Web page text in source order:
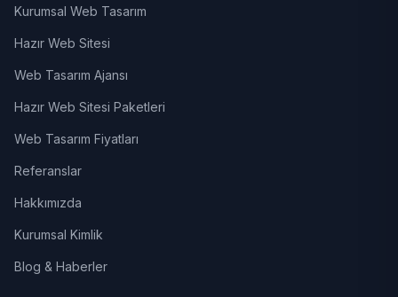
Kurumsal Web Tasarım
Hazır Web Sitesi
Web Tasarım Ajansı
Hazır Web Sitesi Paketleri
Web Tasarım Fiyatları
Referanslar
Hakkımızda
Kurumsal Kimlik
Blog & Haberler